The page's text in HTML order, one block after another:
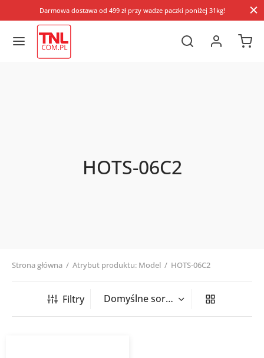
Darmowa dostawa od 499 zł przy wadze paczki poniżej 31kg!
HOTS-06C2
Strona główna / Atrybut produktu: Model / HOTS-06C2
Filtry